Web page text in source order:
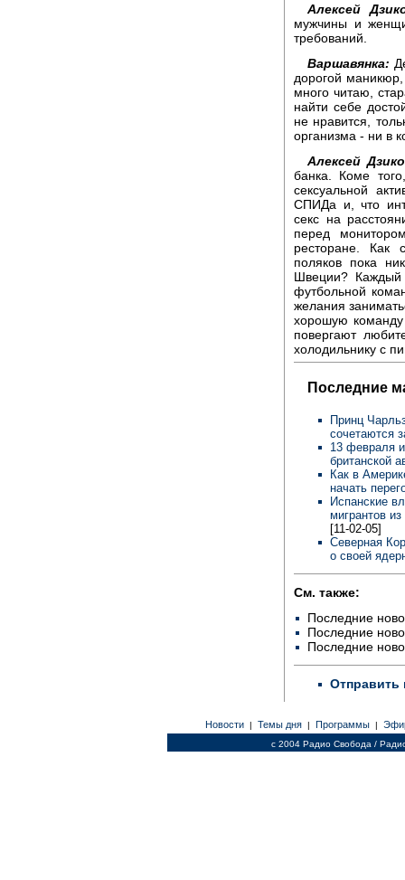
Алексей
мужчины и
требований.
Варшавянка:
дорогой
много читаю,
найти себе
не нравится,
организма - ни в
Алексей
банка. Коме
сексуальной
СПИДа и, что
секс на
перед
ресторане. Как
поляков пока
Швеции? Каждый
футбольной
желания
хорошую команду
повергают
холодильнику с
Последние
Принц
сочетаются
13 февраля
британской
Как в
начать
Испанские
мигрантов
[11-02-05]
Северная
о своей
См. также:
Последние
Последние
Последние
Отправить
Новости | Темы дня | Программы |
c 2004 Радио Свобода /